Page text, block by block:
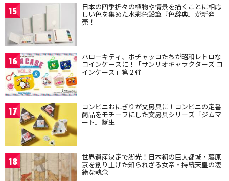
15 日本の四季折々の植物や情景を描くことに相応
しい色を集めた水彩色鉛筆『色辞典』が新発
売！
16 ハローキティ、ポチャッコたちが昭和レトロな
コインケースに！「サンリオキャラクターズ コ
インケース」第２弾
17 コンビニおにぎりが文房具に！コンビニの定番
商品をモチーフにした文房具シリーズ『ジムマ
ート』誕生
18 世界遺産決定で脚光！日本初の巨大都城・藤原
京を創り上げた知られざる女帝・持統天皇の凄
絶な執念